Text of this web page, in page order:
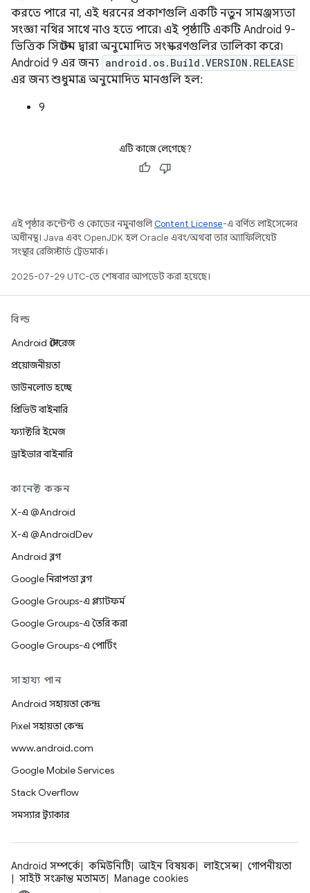
করতে পারে না, এই ধরনের প্রকাশগুলি একটি নতুন সামঞ্জস্যতা
সংজ্ঞা নথির সাথে নাও হতে পারে৷ এই পৃষ্ঠাটি একটি Android 9-
ভিত্তিক সিস্টেম দ্বারা অনুমোদিত সংস্করণগুলির তালিকা করে৷
Android 9 এর জন্য android.os.Build.VERSION.RELEASE
এর জন্য শুধুমাত্র অনুমোদিত মানগুলি হল:
9
এটি কাজে লেগেছে?
এই পৃষ্ঠার কন্টেন্ট ও কোডের নমুনাগুলিContent License-এ বর্ণিত লাইসেন্সের
অধীনস্থ। Java এবং OpenJDK হল Oracle এবং/অথবা তার অ্যাফিলিয়েট
সংস্থার রেজিস্টার্ড ট্রেডমার্ক।
2025-07-29 UTC-তে শেষবার আপডেট করা হয়েছে।
বিল্ড
Android স্টোরেজ
প্রয়োজনীয়তা
ডাউনলোড হচ্ছে
প্রিভিউ বাইনারি
ফ্যাক্টরি ইমেজ
ড্রাইভার বাইনারি
কানেক্ট করুন
X-এ @Android
X-এ @AndroidDev
Android ব্লগ
Google নিরাপত্তা ব্লগ
Google Groups-এ প্ল্যাটফর্ম
Google Groups-এ তৈরি করা
Google Groups-এ পোর্টিং
সাহায্য পান
Android সহায়তা কেন্দ্র
Pixel সহায়তা কেন্দ্র
www.android.com
Google Mobile Services
Stack Overflow
সমস্যার ট্র্যাকার
Android সম্পর্কে কমিউনিটি আইন বিষয়ক লাইসেন্স
গোপনীয়তা
সাইট সংক্রান্ত মতামত
Manage cookies